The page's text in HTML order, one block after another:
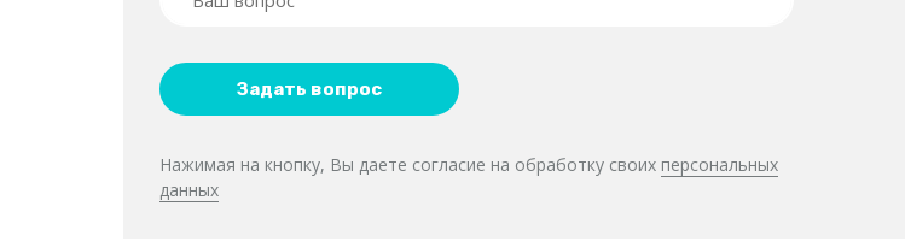
Нажимая на кнопку, Вы даете согласие на обработку своих персональных
данных